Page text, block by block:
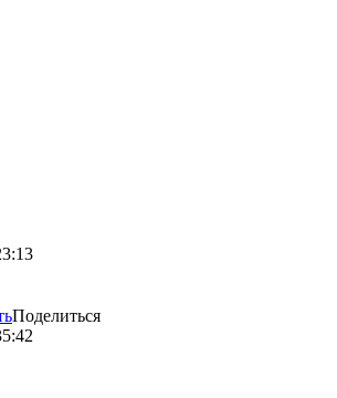
Поделиться